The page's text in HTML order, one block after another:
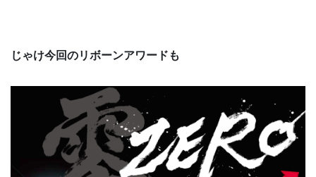
じゃけ今回のリボーンアワードも